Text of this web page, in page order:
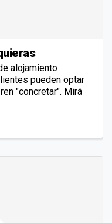
alojamiento
pueden optar
"concretar". Mirá